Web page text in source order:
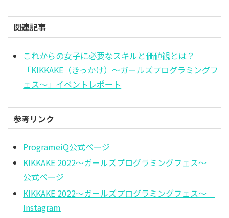
関連記事
これからの女子に必要なスキルと価値観とは？
「KIKKAKE（きっかけ）～ガールズプログラミングフ
ェス～」イベントレポート
参考リンク
ProgrameiQ公式ページ
KIKKAKE 2022～ガールズプログラミングフェス～
公式ページ
KIKKAKE 2022～ガールズプログラミングフェス～
Instagram